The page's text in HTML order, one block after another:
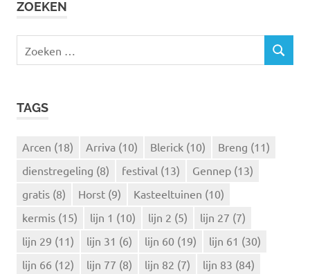
ZOEKEN
e
Z
TAGS
Arcen (18) Arriva (10) Blerick (10) Breng (11)
dienstregeling (8) festival (13) Gennep (13)
gratis (8) Horst (9) Kasteeltuinen (10)
kermis (15) lijn 1 (10) lijn 2 (5) lijn 27 (7)
lijn 29 (11) lijn 31 (6) lijn 60 (19) lijn 61 (30)
lijn 66 (12) lijn 77 (8) lijn 82 (7) lijn 83 (84)